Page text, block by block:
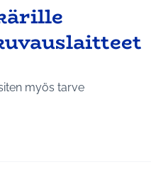
myös tarve